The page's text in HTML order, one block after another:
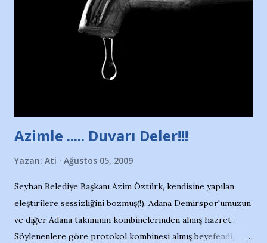
yüzücüleri. Erkekler çoğunlukta. Küçük kız etrafına bakıyor.
Sadece 4 kız çocuğu var. Nesrin, Adana Demirspor’un 4
kızından biri oluyor o gün…Giriyor havuza. 1973 – 1975
Adana Nesrin, 16 yaşında. Yüzüyor. 7 yaşında girdiği
Türkiye 3.lüğü var. 17 yaşında mar...
Azimle ..... Duvarı Deler!!!
Yazan: Ati Ağustos 05, 2009
Seyhan Belediye Başkanı Azim Öztürk, kendisine yapılan
eleştirilere sessizliğini bozmuş(!). Adana Demirspor'umuzun
ve diğer Adana takımının kombinelerinden almış hazret..
Söylenenlere göre protokol kombinesi almış beyefendi,